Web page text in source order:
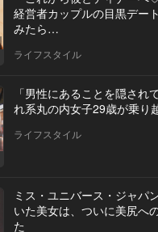
経営者カップルの目黒デー
みたら…
ライフスタイル
「男性にあることを隠され
れ系丸の内女子29歳が乗り
ライフスタイル
ミス・ユニバース・ジャパ
いた美女は、ついに美尻へ
た